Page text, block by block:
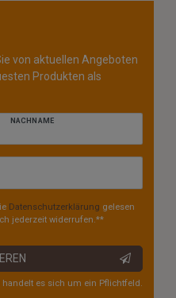
von aktuellen Angeboten
Produkten als
NACHNAME
Daten­schutz­erklärung gelesen
jederzeit widerrufen.**
handelt es sich um ein Pflichtfeld.